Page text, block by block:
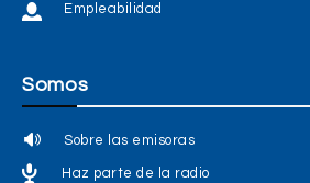
Empleabilidad
Somos
Sobre las emisoras
Haz parte de la radio